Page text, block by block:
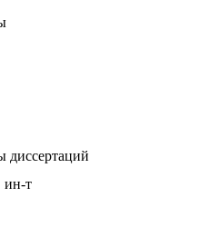
диссертаций
ин-т